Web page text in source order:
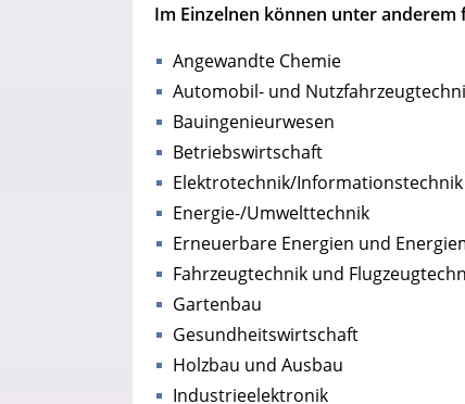
Im Einzelnen können unter
Angewandte Chemie
Automobil- und
Bauingenieurwesen
Betriebswirtschaft
Elektrotechnik/Informationstechnik
Energie-/Umwelttechnik
Erneuerbare Energien und
Fahrzeugtechnik und
Gartenbau
Gesundheitswirtschaft
Holzbau und Ausbau
Industrieelektronik